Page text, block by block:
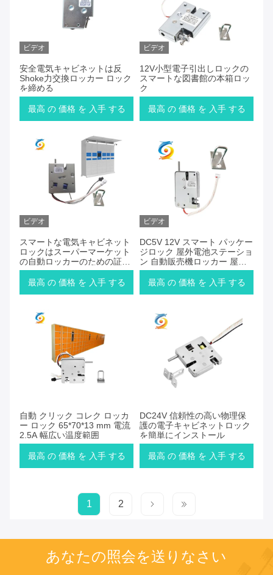
ビデオ
安全電気キャビネットは反
Shoke力交換ロッカー ロック
を締める
最高 の 価格 を 入手 する
ビデオ
12V小型電子引出しロックの
スマートな図書館の本箱ロッ
ク
最高 の 価格 を 入手 する
ビデオ
スマートな電気キャビネット
ロックはスーパーマーケット
の自動ロッカーのための証拠
をテコで動かす
最高 の 価格 を 入手 する
ビデオ
DC5V 12V スマート パッケー
ジロック 屋外電池ステーショ
ン 自動販売機ロッカー 屋内
アパートのキャビネットロッ
最高 の 価格 を 入手 する
自動 クリック コレク ロッカ
ー ロック 65*70*13 mm 電流
2.5A 幅広い温度範囲
最高 の 価格 を 入手 する
DC24V 信頼性の高い物理保
護の電子キャビネットロック
を簡単にインストール
最高 の 価格 を 入手 する
1 2
あなたの照会を送りなさい